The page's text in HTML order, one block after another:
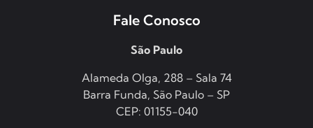
Fale Conosco
São Paulo
Alameda Olga, 288 – Sala 74
Barra Funda, São Paulo – SP
CEP: 01155-040